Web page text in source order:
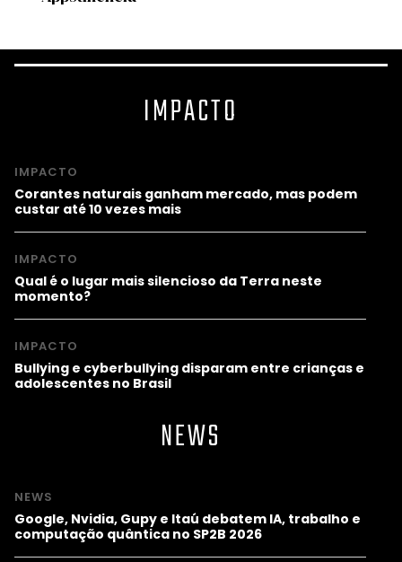
IMPACTO
IMPACTO
Corantes naturais ganham mercado, mas podem
custar até 10 vezes mais
IMPACTO
Qual é o lugar mais silencioso da Terra neste
momento?
IMPACTO
Bullying e cyberbullying disparam entre crianças e
adolescentes no Brasil
NEWS
NEWS
Google, Nvidia, Gupy e Itaú debatem IA, trabalho e
computação quântica no SP2B 2026